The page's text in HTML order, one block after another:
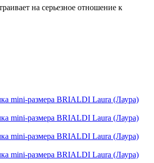
на серьезное отношение к